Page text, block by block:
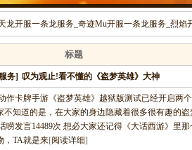
龙开服一条龙服务_奇迹Mu开服一条龙服务_烈焰
标题
务] 叹为观止!看不懂的《盗梦英雄》大神
作卡牌手游《盗梦英雄》越狱版测试已经开启两
不知道的是，在大家的身边隐藏着很多很有趣的
唠发言14489次 想必大家还记得《大话西游》里
，TA就是来[阅读详细]